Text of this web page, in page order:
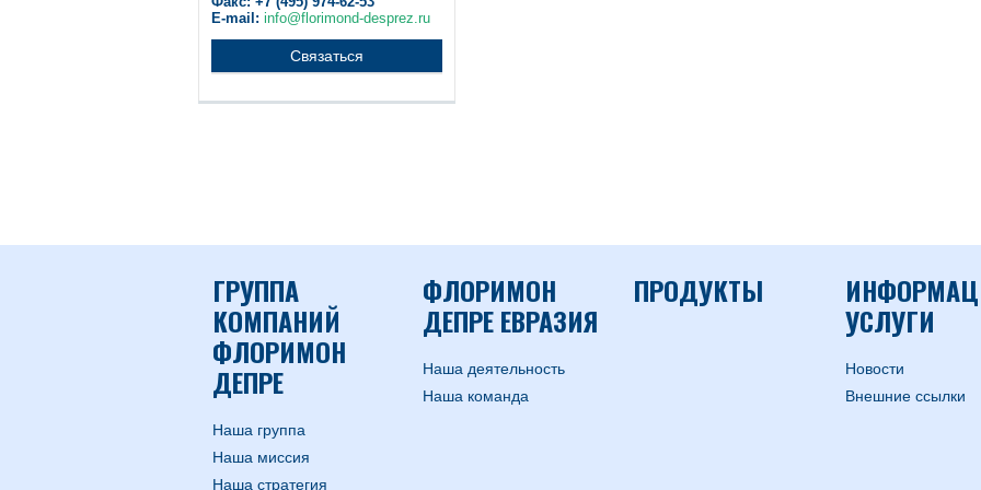
E-mail:info@florimond-desprez.ru
Связаться
ГРУППА
КОМПАНИЙ
ФЛОРИМОН
ДЕПРЕ
Наша группа
Наша миссия
Наша стратегия
ФЛОРИМОН
ДЕПРЕ ЕВРАЗИЯ
Наша деятельность
Наша команда
ПРОДУКТЫ
УСЛУГИ
Hовости
Внешние ссылки